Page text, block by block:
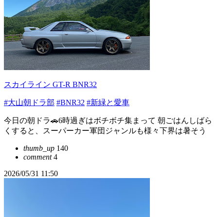
スカイライン GT-R BNR32
#大山朝ドラ部 #BNR32 #新緑と愛車
今日の朝ドラ🚗6時過ぎはボチボチ集まって 朝ごはんしばら
くすると、スーパーカー軍団ジャンルも様々下界は暑そう
thumb_up 140
comment4
2026/05/31 11:50